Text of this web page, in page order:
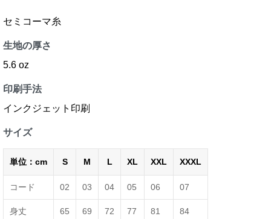
セミコーマ糸
生地の厚さ
5.6 oz
印刷手法
インクジェット印刷
サイズ
単位：cm S M L XL XXL XXXL
コード 02 03 04 05 06 07
身丈 65 69 72 77 81 84